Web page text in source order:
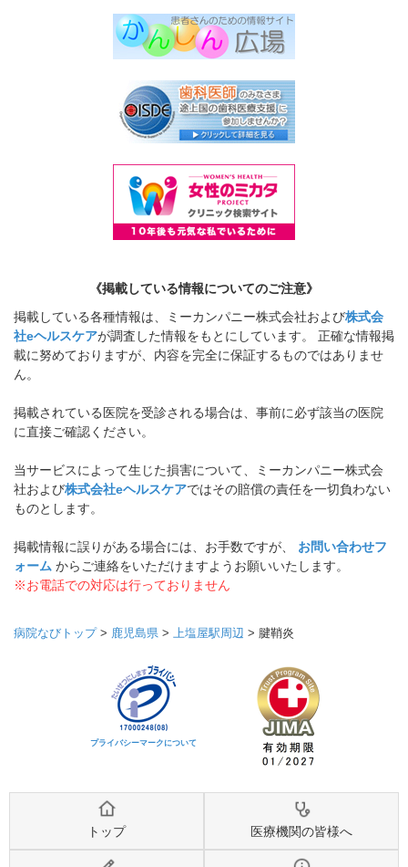
《掲載している情報についてのご注意》
掲載している各種情報は、ミーカンパニー株式会社および株式会
社eヘルスケアが調査した情報をもとにしています。 正確な情報掲
載に努めておりますが、内容を完全に保証するものではありませ
ん。
掲載されている医院を受診される場合は、事前に必ず該当の医院
に直接ご確認ください。
当サービスによって生じた損害について、ミーカンパニー株式会
社および株式会社eヘルスケアではその賠償の責任を一切負わない
ものとします。
掲載情報に誤りがある場合には、お手数ですが、 お問い合わせフ
ォーム からご連絡をいただけますようお願いいたします。
※お電話での対応は行っておりません
病院なびトップ> 鹿児島県 > 上塩屋駅周辺 > 腱鞘炎
プライバシーマークについて
トップ 医療機関の皆様へ